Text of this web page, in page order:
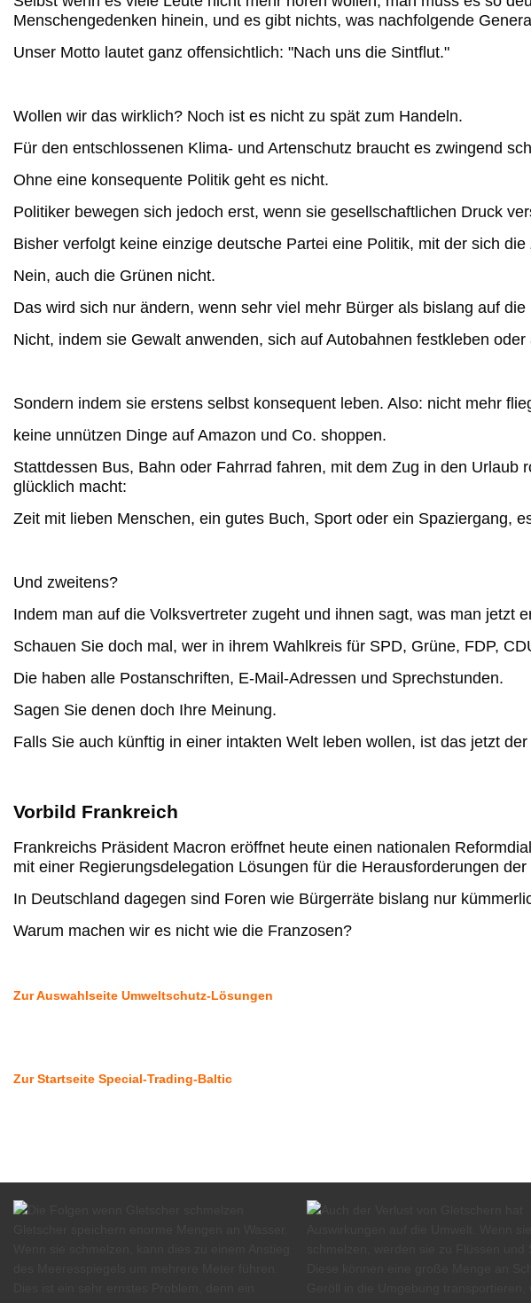
Menschengedenken hinein, und es gibt nichts, was nachfolgende
Unser Motto lautet ganz offensichtlich: "Nach uns die Sintflut."
Wollen wir das wirklich? Noch ist es nicht zu spät zum Handeln.
Für den entschlossenen Klima- und Artenschutz braucht es zwingend
Ohne eine konsequente Politik geht es nicht.
Politiker bewegen sich jedoch erst, wenn sie gesellschaftlichen Druck
Bisher verfolgt keine einzige deutsche Partei eine Politik, mit der sich die
Nein, auch die Grünen nicht.
Das wird sich nur ändern, wenn sehr viel mehr Bürger als bislang auf
Nicht, indem sie Gewalt anwenden, sich auf Autobahnen festkleben oder
Sondern indem sie erstens selbst konsequent leben. Also: nicht mehr
keine unnützen Dinge auf Amazon und Co. shoppen.
Stattdessen Bus, Bahn oder Fahrrad fahren, mit dem Zug in den Urlaub
glücklich macht:
Zeit mit lieben Menschen, ein gutes Buch, Sport oder ein Spaziergang,
Und zweitens?
Indem man auf die Volksvertreter zugeht und ihnen sagt, was man jetzt
Schauen Sie doch mal, wer in ihrem Wahlkreis für SPD, Grüne, FDP,
Die haben alle Postanschriften, E-Mail-Adressen und Sprechstunden.
Sagen Sie denen doch Ihre Meinung.
Falls Sie auch künftig in einer intakten Welt leben wollen, ist das jetzt
Vorbild Frankreich
Frankreichs Präsident Macron eröffnet heute einen nationalen
mit einer Regierungsdelegation Lösungen für die Herausforderungen der
In Deutschland dagegen sind Foren wie Bürgerräte bislang nur
Warum machen wir es nicht wie die Franzosen?
Zur Auswahlseite Umweltschutz-Lösungen
Zur Startseite Special-Trading-Baltic